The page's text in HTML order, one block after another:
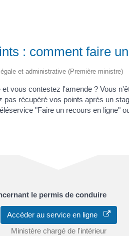
: comment faire
et administrative (Première ministre)
vous contestez l'amende ? Vous
pas récupéré vos points après un
"Faire un recours en ligne"
le permis de conduire
Accéder au service en ligne
Ministère chargé de l'intérieur